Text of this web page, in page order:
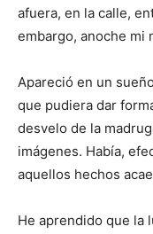
afuera, en la calle,
embargo, anoche mi
Apareció en un
que pudiera dar
desvelo de la
imágenes. Había,
aquellos hechos
He aprendido que la